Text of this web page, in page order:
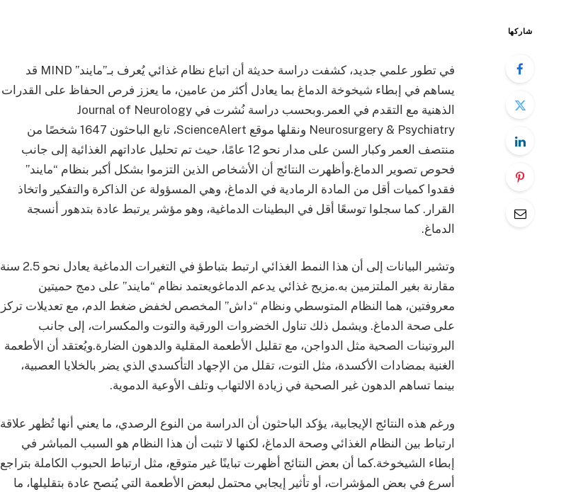
شاركها
في تطور علمي جديد، كشفت دراسة حديثة أن اتباع نظام غذائي يُعرف بـ”مايند” MIND قد
يساهم في إبطاء شيخوخة الدماغ بما يعادل أكثر من عامين، ما يعزز فرص الحفاظ على القدرات
الذهنية مع التقدم في العمر.وبحسب دراسة نُشرت في Journal of Neurology
Neurosurgery & Psychiatry ونقلها موقع ScienceAlert، تابع الباحثون 1647 شخصًا من
منتصف العمر وكبار السن على مدار نحو 12 عامًا، حيث تم تحليل عاداتهم الغذائية إلى جانب
فحوص تصوير الدماغ.وأظهرت النتائج أن الأشخاص الذين التزموا بشكل أكبر بنظام “مايند”
فقدوا كميات أقل من المادة الرمادية في الدماغ، وهي المسؤولة عن الذاكرة والتفكير واتخاذ
القرار. كما سجلوا توسعًا أقل في البطينات الدماغية، وهو مؤشر يرتبط عادة بتدهور أنسجة
الدماغ.
وتشير البيانات إلى أن هذا النمط الغذائي ارتبط بتباطؤ في التغيرات الدماغية يعادل نحو 2.5 سنة
مقارنة بغير الملتزمين به.مزيج غذائي يدعم الدماغويعتمد نظام “مايند” على دمج حميتين
معروفتين، هما النظام المتوسطي ونظام “داش” المخصص لخفض ضغط الدم، مع تعديلات تركز
على صحة الدماغ. ويشمل ذلك تناول الخضروات الورقية والتوت والمكسرات، إلى جانب
البروتينات الصحية مثل الدواجن، مع تقليل الأطعمة المقلية والدهون الضارة.ويُعتقد أن الأطعمة
الغنية بمضادات الأكسدة، مثل التوت، تقلل من الإجهاد التأكسدي الذي يضر بالخلايا العصبية،
بينما تساهم الدهون غير الصحية في زيادة الالتهاب وتلف الأوعية الدموية.
ورغم هذه النتائج الإيجابية، يؤكد الباحثون أن الدراسة من النوع الرصدي، ما يعني أنها تُظهر علاقة
ارتباط بين النظام الغذائي وصحة الدماغ، لكنها لا تثبت أن هذا النظام هو السبب المباشر في
إبطاء الشيخوخة.كما أن بعض النتائج أظهرت تباينًا غير متوقع، مثل ارتباط الحبوب الكاملة بتراجع
أسرع في بعض المؤشرات، أو تأثير إيجابي محتمل لبعض الأطعمة التي يُنصح عادة بتقليلها، ما